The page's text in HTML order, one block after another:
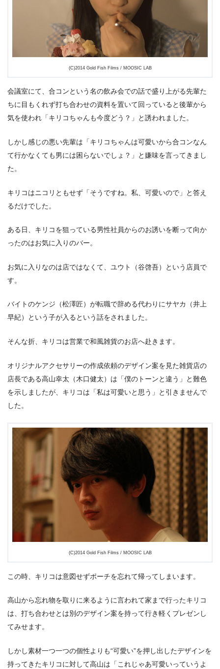
(C)2014 Gold Fish Films / MOOSIC LAB
会議室にて、合コンという名の飲み会での話で盛り上がる先輩た
ちに目もくれず打ち合わせの資料を置いて回っていると後輩から
気を使われ「キリコちゃんも今度どう？」と誘われました。
しかし感じの悪い先輩は「キリコちゃんは可愛いから合コンなん
て行かなくても男には困らないでしょ？」と嫌味を言ってきまし
た。
キリコはニコリともせず「そうですね。私、可愛いので」と答え
るだけでした。
ある日、キリコを狙っている男性社員からのお誘いを断って向か
ったのはお気に入りのバー。
お気に入りなのは店ではなくて、ユウト（谷啓吾）という店員で
す。
バイトのケンジ（松澤匠）が転職で辞める代わりにサヤカ（井上
早紀）という子が入るという話をされました。
そんな折、キリコは営業で和風雑貨のお店へ赴きます。
オリジナルアクセサリーの作成依頼のデザイン案を見た雑貨店の
店長である高山幸太（木口健太）は「僕のトーンと違う」と難色
を示しましたが、キリコは「私は可愛いと思う」と引きませんで
した。
(C)2014 Gold Fish Films / MOOSIC LAB
この時、キリコは意図せずポーチを忘れて帰ってしまいます。
高山から忘れ物を取りに来るように言われて家まで行ったキリコ
は、打ち合わせとは別のデザイン案を持って行き軽くプレゼンし
てみせます。
しかし素材一つ一つの個性よりも“可愛い”を押し出したデザインを
持ってきたキリコに対して高山は「これじゃあ可愛いっていうよ